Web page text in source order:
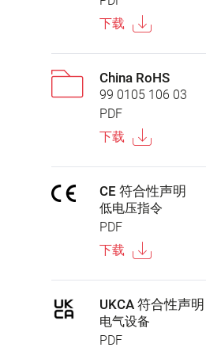
下载
China RoHS
99 0105 106 03
PDF
下载
CE 符合性声明
低电压指令
PDF
下载
UKCA 符合性声明
电气设备
PDF